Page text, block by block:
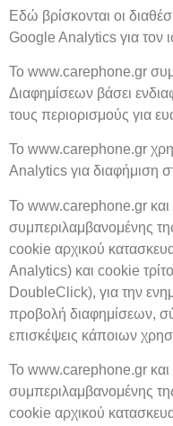
Εδώ βρίσκονται οι
Google Analytics για τον
Το www.carephone.gr
Διαφημίσεων βάσει
τους περιορισμούς για
Το www.carephone.gr
Analytics για διαφήμιση
Το www.carephone.gr και
συμπεριλαμβανομένης
cookie αρχικού
Analytics) και cookie
DoubleClick), για την
προβολή διαφημίσεων,
επισκέψεις κάποιων
Το www.carephone.gr και
συμπεριλαμβανομένης
cookie αρχικού